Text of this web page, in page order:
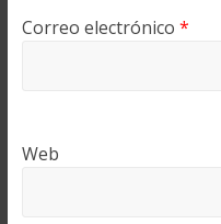
Correo electrónico *
Web